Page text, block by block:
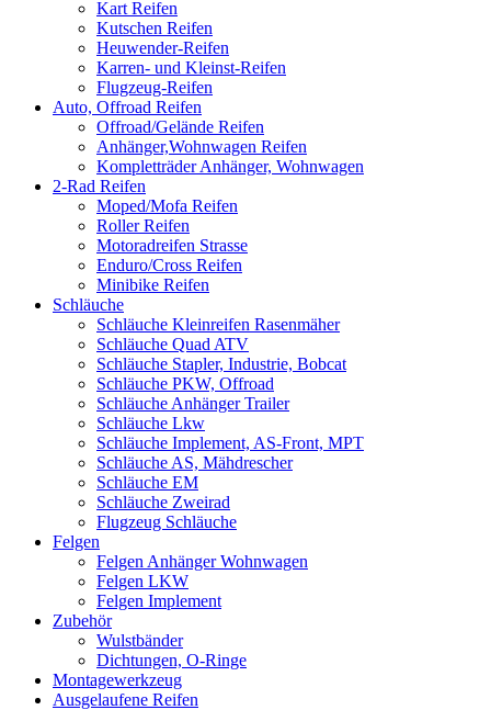
Kart Reifen
Kutschen Reifen
Heuwender-Reifen
Karren- und Kleinst-Reifen
Flugzeug-Reifen
Auto, Offroad Reifen
Offroad/Gelände Reifen
Anhänger,Wohnwagen Reifen
Kompletträder Anhänger, Wohnwagen
2-Rad Reifen
Moped/Mofa Reifen
Roller Reifen
Motoradreifen Strasse
Enduro/Cross Reifen
Minibike Reifen
Schläuche
Schläuche Kleinreifen Rasenmäher
Schläuche Quad ATV
Schläuche Stapler, Industrie, Bobcat
Schläuche PKW, Offroad
Schläuche Anhänger Trailer
Schläuche Lkw
Schläuche Implement, AS-Front, MPT
Schläuche AS, Mähdrescher
Schläuche EM
Schläuche Zweirad
Flugzeug Schläuche
Felgen
Felgen Anhänger Wohnwagen
Felgen LKW
Felgen Implement
Zubehör
Wulstbänder
Dichtungen, O-Ringe
Montagewerkzeug
Ausgelaufene Reifen